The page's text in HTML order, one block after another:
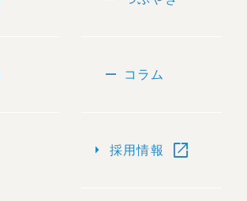
remove コラム
arrow_right 採用情報 open_in_new